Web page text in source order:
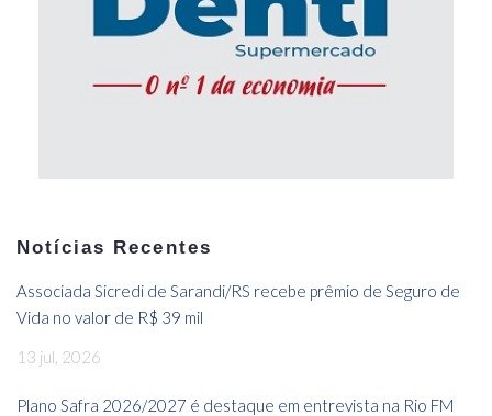
Notícias Recentes
Associada Sicredi de Sarandi/RS recebe prêmio de Seguro de
Vida no valor de R$ 39 mil
13 jul, 2026
Plano Safra 2026/2027 é destaque em entrevista na Rio FM